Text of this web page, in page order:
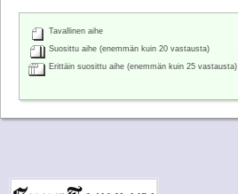
Tavallinen aihe
Suosittu aihe (enemmän kuin 20 vastausta)
Erittäin suosittu aihe (enemmän kuin 25 vastausta)